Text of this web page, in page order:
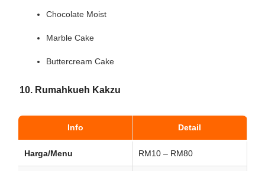
Chocolate Moist
Marble Cake
Buttercream Cake
10. Rumahkueh Kakzu
Info Detail
Harga/Menu RM10 – RM80